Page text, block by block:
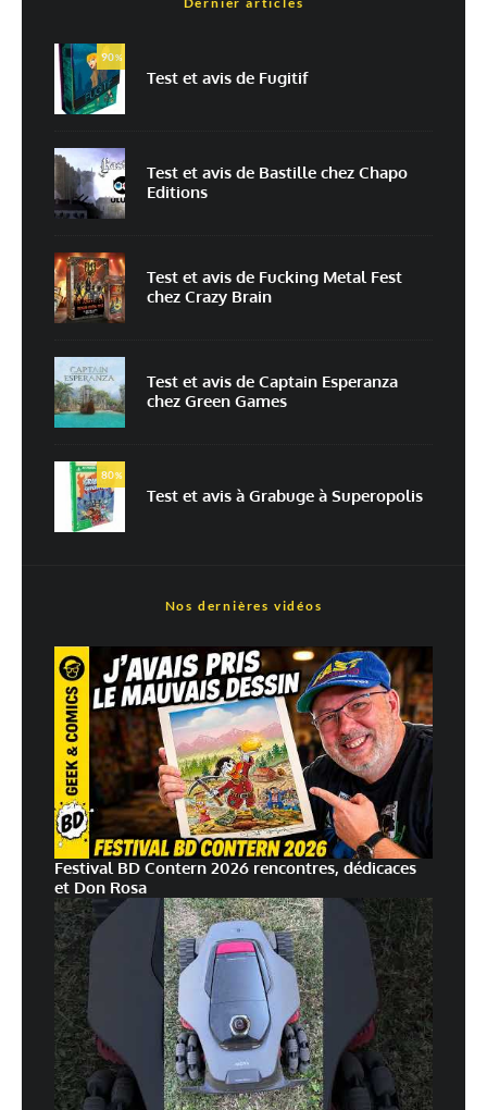
*
Enregistrer mon nom, mon e-mail et mon site dans le navigateur pour
mon prochain commentaire.
Prévenez-moi de tous les nouveaux commentaires par e-mail.
Prévenez-moi de tous les nouveaux articles par e-mail.
traitées
90%
Test et avis de Fugitif
Test et avis de Bastille chez Chapo
Editions
Test et avis de Fucking Metal Fest
chez Crazy Brain
Test et avis de Captain Esperanza
chez Green Games
80%
Test et avis à Grabuge à Superopolis
Nos dernières vidéos
Festival BD Contern 2026 rencontres, dédicaces
et Don Rosa